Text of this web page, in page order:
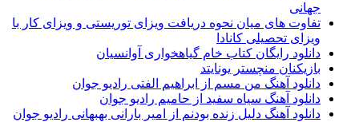
های میان نحوه دریافت ویزای توریستی و ویزای کار با
تحصیلی کانادا
رایگان کتاب خام گیاهخواری آوانسیان
منچستر یونایتد
آهنگ من مسم از ابراهیم الفتی رادیو جوان
آهنگ سیاه سفید از حامیم رادیو جوان
آهنگ دلیل زنده بودنم از امیر بارانی بهبهانی رادیو جوان